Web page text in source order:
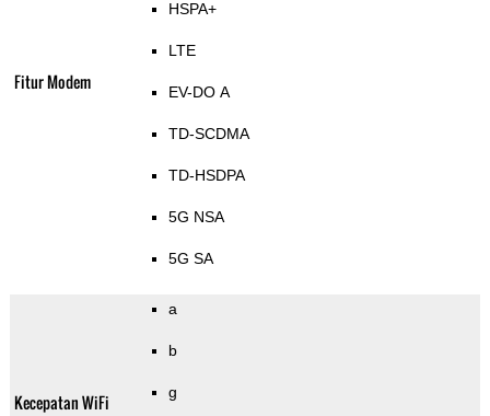
Fitur Modem
HSPA+
LTE
EV-DO A
TD-SCDMA
TD-HSDPA
5G NSA
5G SA
Kecepatan WiFi
a
b
g